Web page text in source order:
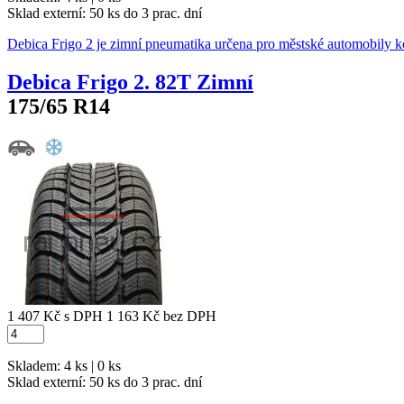
Sklad externí: 50 ks do 3 prac. dní
Debica Frigo 2 je zimní pneumatika určena pro městské automobily
Debica Frigo 2. 82T Zimní
175/65 R14
1 407 Kč s DPH 1 163 Kč bez DPH
Skladem: 4 ks | 0 ks
Sklad externí: 50 ks do 3 prac. dní